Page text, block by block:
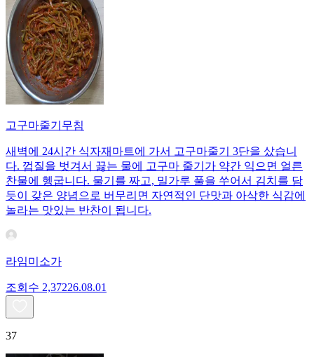
고구마줄기무침
새벽에 24시간 식자재마트에 가서 고구마줄기 3단을 샀습니
다. 껍질을 벗겨서 끓는 물에 고구마 줄기가 약간 익으면 얼른
찬물에 헹굽니다. 물기를 짜고, 밀가루 풀을 쑤어서 김치를 담
듯이 갖은 양념으로 버무리면 자연적인 단맛과 아삭한 식감에
놀라는 맛있는 반찬이 됩니다.
라임미소가
조회수 2,37226.08.01
37